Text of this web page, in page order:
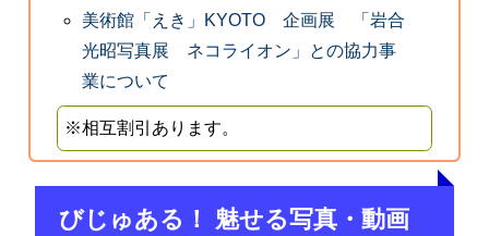
美術館「えき」KYOTO 企画展 「岩合
光昭写真展 ネコライオン」との協力事
業について
※相互割引あります。
びじゅある！ 魅せる写真・動画